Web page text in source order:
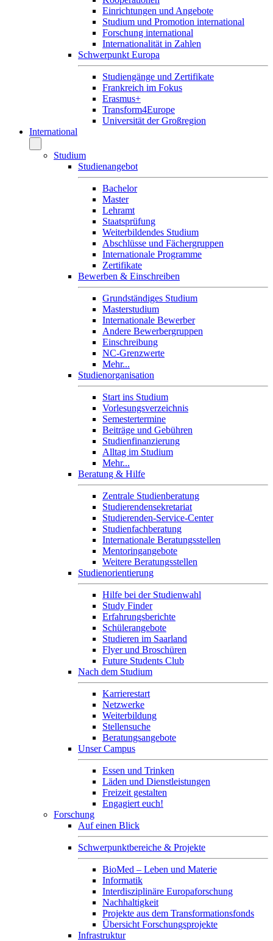
Einrichtungen und Angebote
Studium und Promotion international
Forschung international
Internationalität in Zahlen
Schwerpunkt Europa
Studiengänge und Zertifikate
Frankreich im Fokus
Erasmus+
Transform4Europe
Universität der Großregion
International
Studium
Studienangebot
Bachelor
Master
Lehramt
Staatsprüfung
Weiterbildendes Studium
Abschlüsse und Fächergruppen
Internationale Programme
Zertifikate
Bewerben & Einschreiben
Grundständiges Studium
Masterstudium
Internationale Bewerber
Andere Bewerbergruppen
Einschreibung
NC-Grenzwerte
Mehr...
Studienorganisation
Start ins Studium
Vorlesungsverzeichnis
Semestertermine
Beiträge und Gebühren
Studienfinanzierung
Alltag im Studium
Mehr...
Beratung & Hilfe
Zentrale Studienberatung
Studierendensekretariat
Studierenden-Service-Center
Studienfachberatung
Internationale Beratungsstellen
Mentoringangebote
Weitere Beratungsstellen
Studienorientierung
Hilfe bei der Studienwahl
Study Finder
Erfahrungsberichte
Schülerangebote
Studieren im Saarland
Flyer und Broschüren
Future Students Club
Nach dem Studium
Karrierestart
Netzwerke
Weiterbildung
Stellensuche
Beratungsangebote
Unser Campus
Essen und Trinken
Läden und Dienstleistungen
Freizeit gestalten
Engagiert euch!
Forschung
Auf einen Blick
Schwerpunktbereiche & Projekte
BioMed – Leben und Materie
Informatik
Interdisziplinäre Europaforschung
Nachhaltigkeit
Projekte aus dem Transformationsfonds
Übersicht Forschungsprojekte
Infrastruktur